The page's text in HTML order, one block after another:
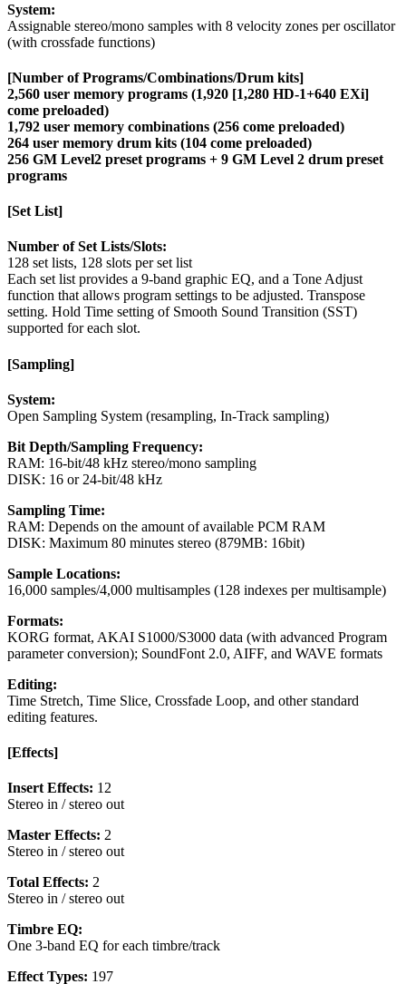
System:
Assignable stereo/mono samples with 8 velocity zones per oscillator
(with crossfade functions)
[Number of Programs/Combinations/Drum kits]
2,560 user memory programs (1,920 [1,280 HD-1+640 EXi]
come preloaded)
1,792 user memory combinations (256 come preloaded)
264 user memory drum kits (104 come preloaded)
256 GM Level2 preset programs + 9 GM Level 2 drum preset
programs
[Set List]
Number of Set Lists/Slots:
128 set lists, 128 slots per set list
Each set list provides a 9-band graphic EQ, and a Tone Adjust
function that allows program settings to be adjusted. Transpose
setting. Hold Time setting of Smooth Sound Transition (SST)
supported for each slot.
[Sampling]
System:
Open Sampling System (resampling, In-Track sampling)
Bit Depth/Sampling Frequency:
RAM: 16-bit/48 kHz stereo/mono sampling
DISK: 16 or 24-bit/48 kHz
Sampling Time:
RAM: Depends on the amount of available PCM RAM
DISK: Maximum 80 minutes stereo (879MB: 16bit)
Sample Locations:
16,000 samples/4,000 multisamples (128 indexes per multisample)
Formats:
KORG format, AKAI S1000/S3000 data (with advanced Program
parameter conversion); SoundFont 2.0, AIFF, and WAVE formats
Editing:
Time Stretch, Time Slice, Crossfade Loop, and other standard
editing features.
[Effects]
Insert Effects: 12
Stereo in / stereo out
Master Effects: 2
Stereo in / stereo out
Total Effects: 2
Stereo in / stereo out
Timbre EQ:
One 3-band EQ for each timbre/track
Effect Types: 197